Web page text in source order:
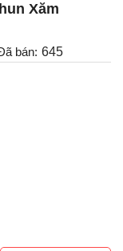
Xăm
bán: 645